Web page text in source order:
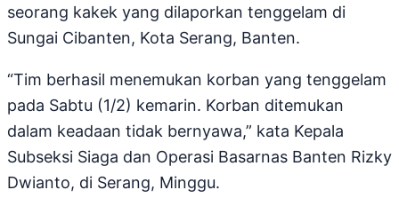
seorang kakek yang dilaporkan tenggelam di
Sungai Cibanten, Kota Serang, Banten.
“Tim berhasil menemukan korban yang tenggelam
pada Sabtu (1/2) kemarin. Korban ditemukan
dalam keadaan tidak bernyawa,” kata Kepala
Subseksi Siaga dan Operasi Basarnas Banten Rizky
Dwianto, di Serang, Minggu.